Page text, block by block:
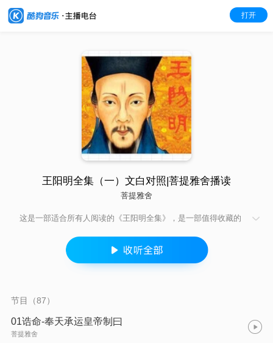
打开
王阳明全集（一）文白对照|菩提雅舍播读
菩提雅舍
这是一部适合所有人阅读的《王阳明全集》，是一部值得收藏的
节目（87）
01诰命-奉天承运皇帝制曰
菩提雅舍